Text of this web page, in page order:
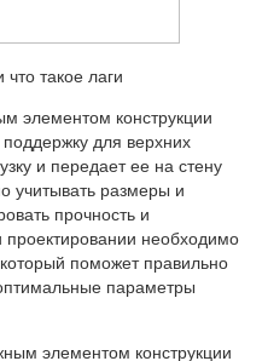
элементом конструкции
для верхних
и передает ее на стену
учитывать размеры и
прочность и
проектировании необходимо
поможет правильно
параметры